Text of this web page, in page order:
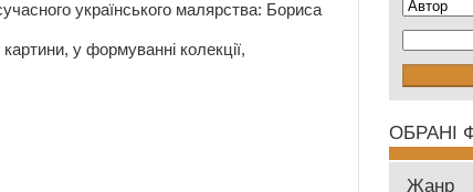
українського малярства: Бориса
у формуванні колекції,
ОБРАНІ
Жанр